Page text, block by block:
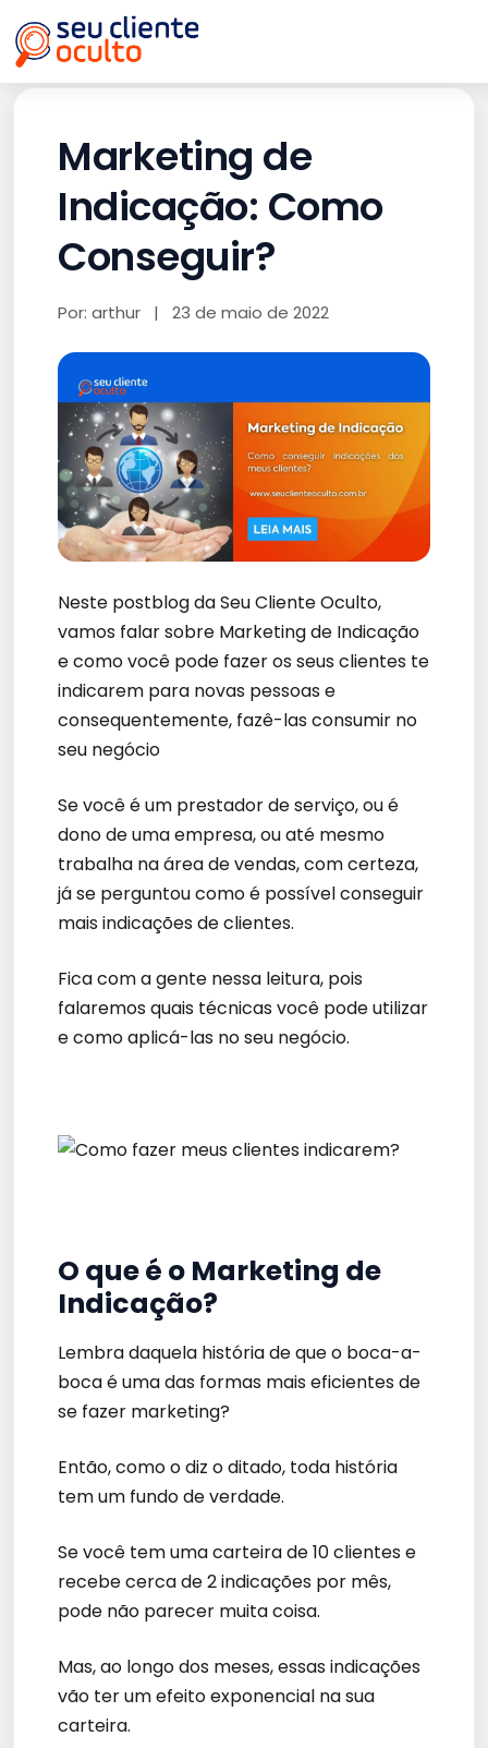
Marketing de
Indicação: Como
Conseguir?
Por: arthur | 23 de maio de 2022
Neste postblog da Seu Cliente Oculto,
vamos falar sobre Marketing de Indicação
e como você pode fazer os seus clientes te
indicarem para novas pessoas e
consequentemente, fazê-las consumir no
seu negócio
Se você é um prestador de serviço, ou é
dono de uma empresa, ou até mesmo
trabalha na área de vendas, com certeza,
já se perguntou como é possível conseguir
mais indicações de clientes.
Fica com a gente nessa leitura, pois
falaremos quais técnicas você pode utilizar
e como aplicá-las no seu negócio.
O que é o Marketing de
Indicação?
Lembra daquela história de que o boca-a-
boca é uma das formas mais eficientes de
se fazer marketing?
Então, como o diz o ditado, toda história
tem um fundo de verdade.
Se você tem uma carteira de 10 clientes e
recebe cerca de 2 indicações por mês,
pode não parecer muita coisa.
Mas, ao longo dos meses, essas indicações
vão ter um efeito exponencial na sua
carteira.